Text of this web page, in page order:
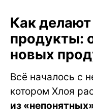
Как
продукты:
новых
Всё началось с
котором Хлоя
из